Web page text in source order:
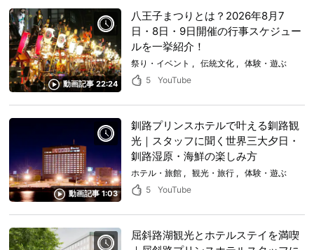
動画記事 22:24
八王子まつりとは？2026年8月7
日・8日・9日開催の行事スケジュー
ルを一挙紹介！
祭り・イベント 伝統文化
体験・遊ぶ
5
YouTube
動画記事 1:03
釧路プリンスホテルで叶える釧路観
光｜スタッフに聞く世界三大夕日・
釧路湿原・海鮮の楽しみ方
ホテル・旅館 観光・旅行
体験・遊ぶ
5
YouTube
屈斜路湖観光とホテルステイを満喫